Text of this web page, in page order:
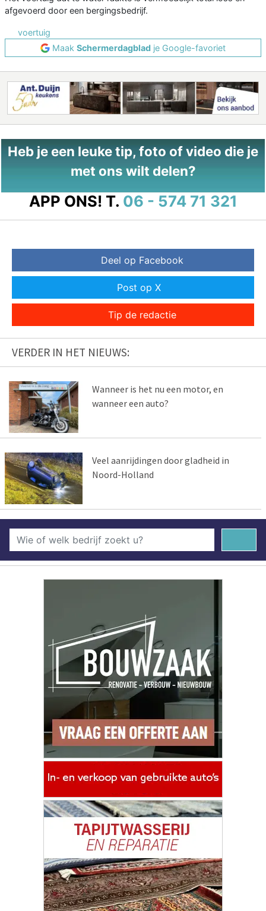
afgevoerd door een bergingsbedrijf.
voertuig
Maak Schermerdagblad je Google-favoriet
Heb je een leuke tip, foto of video die je
met ons wilt delen?
APP ONS! T. 06 - 574 71 321
Deel op Facebook
Post op X
Tip de redactie
VERDER IN HET NIEUWS:
Wanneer is het nu een motor, en
wanneer een auto?
Veel aanrijdingen door gladheid in
Noord-Holland